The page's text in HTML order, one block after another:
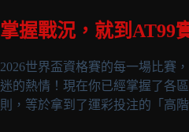
掌握戰況，就到AT99
2026世界盃資格賽的每一場比賽
迷的熱情！現在你已經掌握了各
則，等於拿到了運彩投注的「高階